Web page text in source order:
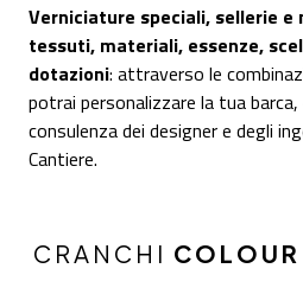
Verniciature speciali, sellerie
tessuti, materiali, essenze,
dotazioni: attraverso le
potrai personalizzare la tua
consulenza dei designer e degli
Cantiere.
CRANCHI